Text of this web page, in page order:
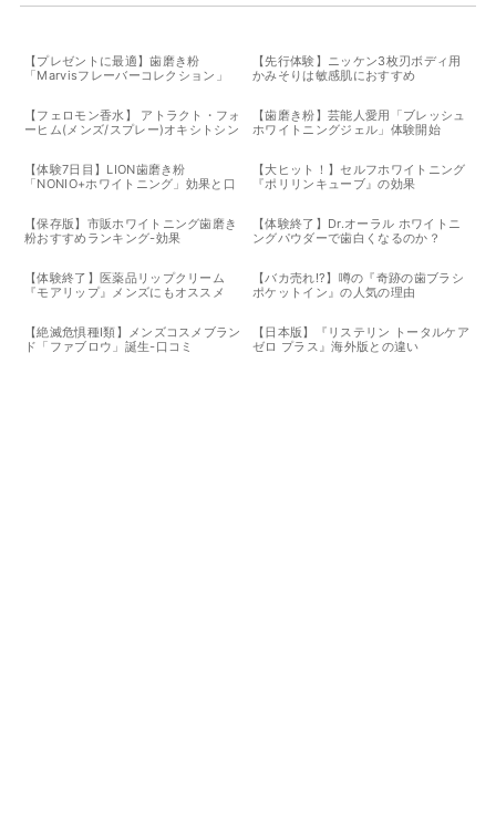
【プレゼントに最適】歯磨き粉
「Marvisフレーバーコレクション」
【先行体験】ニッケン3枚刃ボディ用
かみそりは敏感肌におすすめ
【フェロモン香水】 アトラクト・フォ
ーヒム(メンズ/スプレー)オキシトシン
【歯磨き粉】芸能人愛用「ブレッシュ
ホワイトニングジェル」体験開始
【体験7日目】LION歯磨き粉
「NONIO+ホワイトニング」効果と口
【大ヒット！】セルフホワイトニング
『ポリリンキューブ』の効果
【保存版】市販ホワイトニング歯磨き
粉おすすめランキング-効果
【体験終了】Dr.オーラル ホワイトニ
ングパウダーで歯白くなるのか？
【体験終了】医薬品リップクリーム
『モアリップ』メンズにもオススメ
【バカ売れ!?】噂の『奇跡の歯ブラシ
ポケットイン』の人気の理由
【絶滅危惧種I類】メンズコスメブラン
ド「ファブロウ」誕生-口コミ
【日本版】『リステリン トータルケア
ゼロ プラス』海外版との違い